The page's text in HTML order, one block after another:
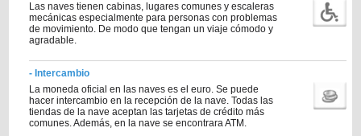
Las naves tienen cabinas, lugares comunes y escaleras
mecánicas especialmente para personas con problemas
de movimiento. De modo que tengan un viaje cómodo y
agradable.
- Intercambio
La moneda oficial en las naves es el euro. Se puede
hacer intercambio en la recepción de la nave. Todas las
tiendas de la nave aceptan las tarjetas de crédito más
comunes. Además, en la nave se encontrara ATM.